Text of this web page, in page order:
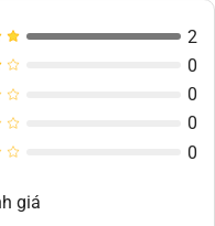
2
0
0
0
0
giá